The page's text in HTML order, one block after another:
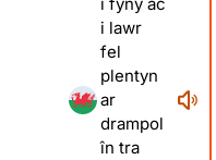
i lawr
fel
plentyn
ar
drampol
în tra